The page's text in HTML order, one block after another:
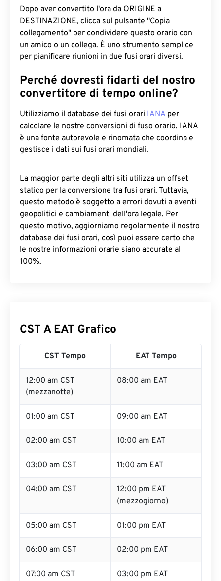
Dopo aver convertito l'ora da ORIGINE a
DESTINAZIONE, clicca sul pulsante "Copia
collegamento" per condividere questo orario con
un amico o un collega. È uno strumento semplice
per pianificare riunioni in due fusi orari diversi.
Perché dovresti fidarti del nostro
convertitore di tempo online?
Utilizziamo il database dei fusi orari IANA per
calcolare le nostre conversioni di fuso orario. IANA
è una fonte autorevole e rinomata che coordina e
gestisce i dati sui fusi orari mondiali.
La maggior parte degli altri siti utilizza un offset
statico per la conversione tra fusi orari. Tuttavia,
questo metodo è soggetto a errori dovuti a eventi
geopolitici e cambiamenti dell'ora legale. Per
questo motivo, aggiorniamo regolarmente il nostro
database dei fusi orari, così puoi essere certo che
le nostre informazioni orarie siano accurate al
100%.
CST A EAT Grafico
CST Tempo EAT Tempo
12:00 am CST
(mezzanotte)
08:00 am EAT
01:00 am CST 09:00 am EAT
02:00 am CST 10:00 am EAT
03:00 am CST 11:00 am EAT
04:00 am CST
12:00 pm EAT
(mezzogiorno)
05:00 am CST 01:00 pm EAT
06:00 am CST 02:00 pm EAT
07:00 am CST 03:00 pm EAT